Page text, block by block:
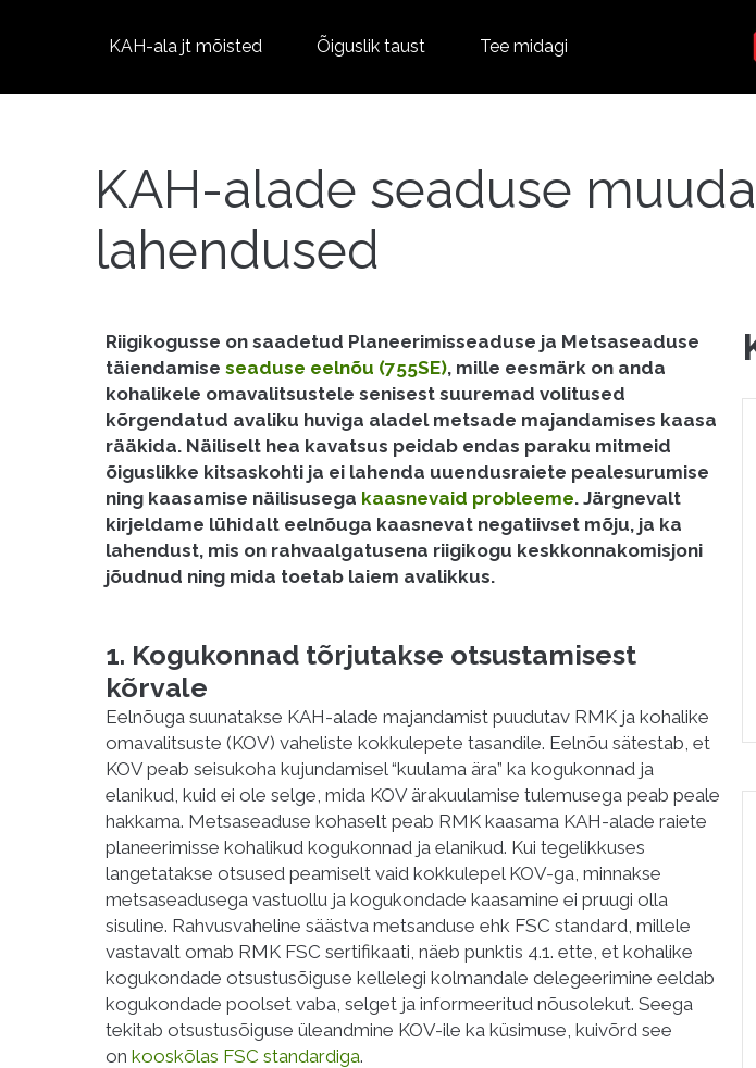
KAH-ala jt mõisted Õiguslik taust Tee midagi
KAH-alade seaduse
lahendused
Riigikogusse on saadetud Planeerimisseaduse ja Metsaseaduse
täiendamise seaduse eelnõu (755SE), mille eesmärk on anda
kohalikele omavalitsustele senisest suuremad volitused
kõrgendatud avaliku huviga aladel metsade majandamises kaasa
rääkida. Näiliselt hea kavatsus peidab endas paraku mitmeid
õiguslikke kitsaskohti ja ei lahenda uuendusraiete pealesurumise
ning kaasamise näilisusega kaasnevaid probleeme. Järgnevalt
kirjeldame lühidalt eelnõuga kaasnevat negatiivset mõju, ja ka
lahendust, mis on rahvaalgatusena riigikogu keskkonnakomisjoni
jõudnud ning mida toetab laiem avalikkus.
1. Kogukonnad tõrjutakse otsustamisest
kõrvale
Eelnõuga suunatakse KAH-alade majandamist puudutav RMK ja kohalike
omavalitsuste (KOV) vaheliste kokkulepete tasandile. Eelnõu sätestab, et
KOV peab seisukoha kujundamisel “kuulama ära” ka kogukonnad ja
elanikud, kuid ei ole selge, mida KOV ärakuulamise tulemusega peab peale
hakkama. Metsaseaduse kohaselt peab RMK kaasama KAH-alade raiete
planeerimisse kohalikud kogukonnad ja elanikud. Kui tegelikkuses
langetatakse otsused peamiselt vaid kokkulepel KOV-ga, minnakse
metsaseadusega vastuollu ja kogukondade kaasamine ei pruugi olla
sisuline. Rahvusvaheline säästva metsanduse ehk FSC standard, millele
vastavalt omab RMK FSC sertifikaati, näeb punktis 4.1. ette, et kohalike
kogukondade otsustusõiguse kellelegi kolmandale delegeerimine eeldab
kogukondade poolset vaba, selget ja informeeritud nõusolekut. Seega
tekitab otsustusõiguse üleandmine KOV-ile ka küsimuse, kuivõrd see
on kooskõlas FSC standardiga.